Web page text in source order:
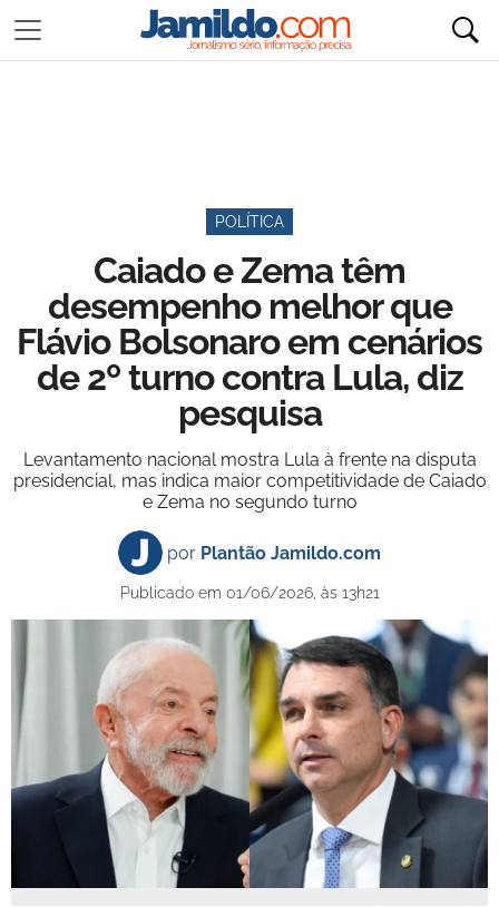
POLÍTICA
Caiado e Zema têm
desempenho melhor que
Flávio Bolsonaro em cenários
de 2º turno contra Lula, diz
pesquisa
Levantamento nacional mostra Lula à frente na disputa
presidencial, mas indica maior competitividade de Caiado
e Zema no segundo turno
por Plantão Jamildo.com
Publicado em 01/06/2026, às 13h21